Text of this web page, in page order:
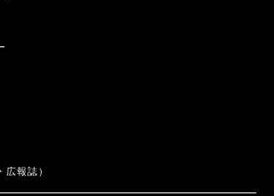
広報誌）